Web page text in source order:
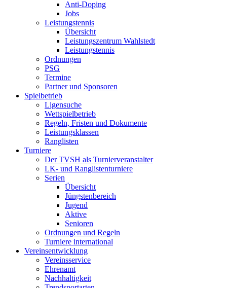
Anti-Doping
Jobs
Leistungstennis
Übersicht
Leistungszentrum Wahlstedt
Leistungstennis
Ordnungen
PSG
Termine
Partner und Sponsoren
Spielbetrieb
Ligensuche
Wettspielbetrieb
Regeln, Fristen und Dokumente
Leistungsklassen
Ranglisten
Turniere
Der TVSH als Turnierveranstalter
LK- und Ranglistenturniere
Serien
Übersicht
Jüngstenbereich
Jugend
Aktive
Senioren
Ordnungen und Regeln
Turniere international
Vereinsentwicklung
Vereinsservice
Ehrenamt
Nachhaltigkeit